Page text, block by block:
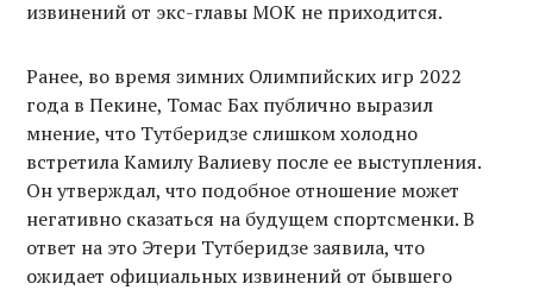
извинений от экс-главы МОК не приходится.
Ранее, во время зимних Олимпийских игр 2022
года в Пекине, Томас Бах публично выразил
мнение, что Тутберидзе слишком холодно
встретила Камилу Валиеву после ее выступления.
Он утверждал, что подобное отношение может
негативно сказаться на будущем спортсменки. В
ответ на это Этери Тутберидзе заявила, что
ожидает официальных извинений от бывшего